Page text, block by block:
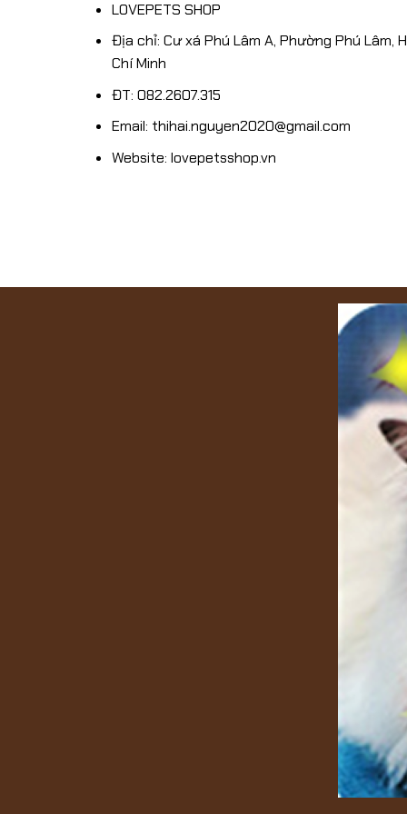
SHOP
1/12/2024
LOVEPETS SHOP
Địa chỉ: Cư xá Phú Lâm A, Phường Phú Lâm,
Chí Minh
ĐT: 082.2607.315
Email: thihai.nguyen2020@gmail.com
Website: lovepetsshop.vn